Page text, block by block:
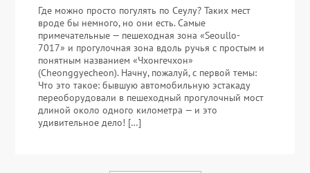
Где можно просто погулять по Сеулу? Таких мест
вроде бы немного, но они есть. Самые
примечательные — пешеходная зона «Seoullo-
7017» и прогулочная зона вдоль ручья с простым и
понятным названием «Чхонгечхон»
(Cheonggyecheon). Начну, пожалуй, с первой темы:
Что это такое: бывшую автомобильную эстакаду
переоборудовали в пешеходный прогулочный мост
длиной около одного километра — и это
удивительное дело! […]